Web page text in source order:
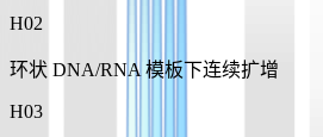
H02
环状 DNA/RNA 模板下连续扩增
H03